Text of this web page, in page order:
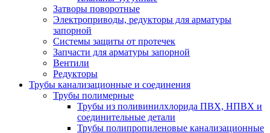
Затворы поворотные
Электроприводы, редукторы для арматуры
запорной
Системы защиты от протечек
Запчасти для арматуры запорной
Вентили
Редукторы
Трубы канализационные и соединения
Трубы полимерные
Трубы из поливинилхлорида ПВХ, НПВХ и
соединительные детали
Трубы полипропиленовые канализационные